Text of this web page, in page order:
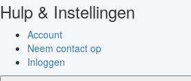
Hulp & Instellingen
Account
Neem contact op
Inloggen